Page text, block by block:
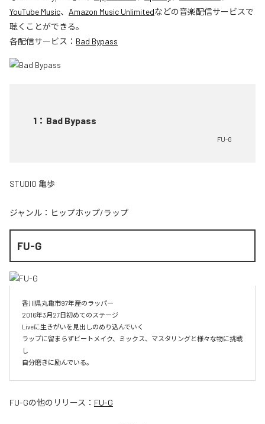
YouTube Music、 Amazon Music Unlimitedなどの音楽配信サービスで
聴くことができる。
各配信サービス： Bad Bypass
1 ： Bad Bypass
FU-G
STUDIO 亀歩
ジャンル： ヒップホップ/ラップ
FU-G
香川県丸亀市97年産のラッパー
2016年3月27日初めてのステージ
Liveに生きがいを見出しのめり込んでいく
ラップに留まらずビートメイク、ミックス、マスタリングと様々な物に挑戦
し
自分磨きに励んでいる。
FU-Gの他のリリース： FU-G